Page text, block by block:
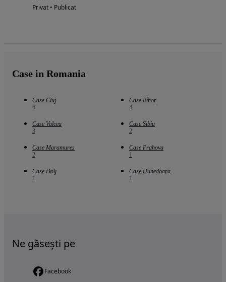
Privat • Publicat
Case in Romania
Case Cluj
6
Case Bihor
4
Case Valcea
3
Case Sibiu
2
Case Maramures
2
Case Prahova
1
Case Dolj
1
Case Hunedoara
1
Ne găsești pe
Facebook